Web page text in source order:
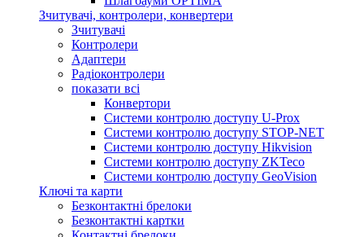
Зчитувачі, контролери, конвертери
Зчитувачі
Контролери
Адаптери
Радіоконтролери
показати всі
Конвертори
Системи контролю доступу U-Prox
Системи контролю доступу STOP-NET
Системи контролю доступу Hikvision
Системи контролю доступу ZKTeco
Системи контролю доступу GeoVision
Ключі та карти
Безконтактні брелоки
Безконтактні картки